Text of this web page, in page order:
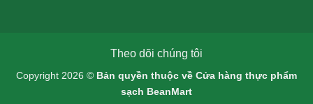
Theo dõi chúng tôi
Copyright 2026 © Bản quyền thuộc về Cửa hàng thực phẩm
sạch BeanMart